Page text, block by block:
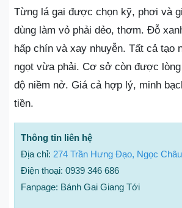
Từng lá gai được chọn kỹ, phơi và
dùng làm vỏ phải dẻo, thơm. Đỗ
hấp chín và xay nhuyễn. Tất cả tạo
ngọt vừa phải. Cơ sở còn được
độ niềm nở. Giá cả hợp lý, minh
tiền.
Thông tin liên hệ
Địa chỉ: 274 Trần Hưng Đạo, Ngọc
Điện thoại: 0939 346 686
Fanpage: Bánh Gai Giang Tới